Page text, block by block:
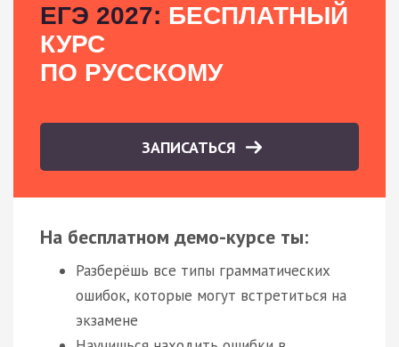
ЕГЭ 2027: БЕСПЛАТНЫЙ
КУРС
ПО РУССКОМУ
ЗАПИСАТЬСЯ
На бесплатном демо-курсе ты:
Разберёшь все типы грамматических
ошибок, которые могут встретиться на
экзамене